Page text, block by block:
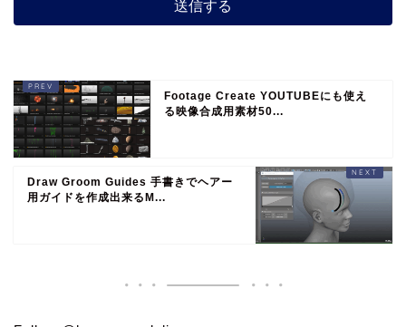
Footage Create YOUTUBEにも使え
る映像合成用素材50...
Draw Groom Guides 手書きでヘアー
用ガイドを作成出来るM...